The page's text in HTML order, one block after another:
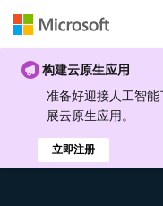
构建云原生应用
准备好迎接人工智
展云原生应用。
立即注册